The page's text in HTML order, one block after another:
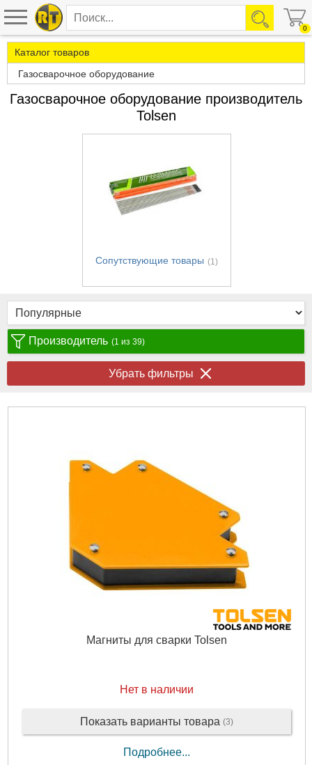
0
Каталог товаров
Газосварочное оборудование
Газосварочное оборудование производитель
Tolsen
Сопутствующие товары (1)
Производитель (1 из 39)
Убрать фильтры
Магниты для сварки Tolsen
Нет в наличии
Показать варианты товара (3)
Подробнее...